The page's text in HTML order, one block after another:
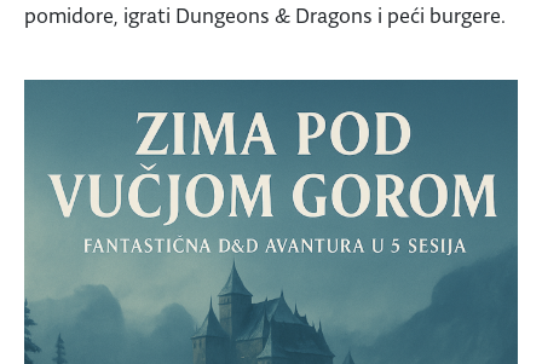
pomidore, igrati Dungeons & Dragons i peći burgere.